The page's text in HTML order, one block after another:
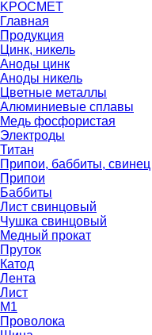
KРОСМ ЕТ
Главная
Продукция
Цинк, никель
Аноды цинк
Аноды никель
Цветные металлы
Алюминиевые сплавы
Медь фосфористая
Электроды
Титан
Припои, баббиты, свинец
Припои
Баббиты
Лист свинцовый
Чушка свинцовый
Медный прокат
Пруток
Катод
Лента
Лист
М1
Проволока